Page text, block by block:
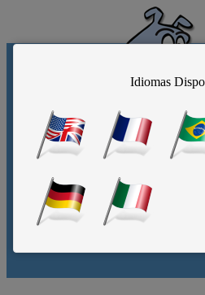
Dejando entrar al correo
Idiomas